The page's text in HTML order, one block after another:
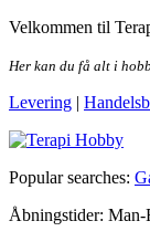
Skip
the
Velkommen til
Her kan du få alt i
Levering |
Terapi Hobby
Popular searches:
Åbningstider: Man-